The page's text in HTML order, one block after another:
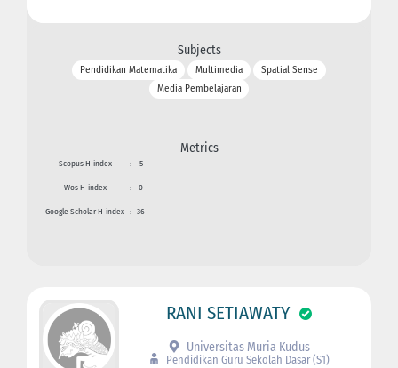
Subjects
Pendidikan Matematika Multimedia
Spatial Sense
Media Pembelajaran
Metrics
Scopus H-index : 5
Wos H-index : 0
Google Scholar H-index : 36
RANI SETIAWATY
Universitas Muria Kudus
Pendidikan Guru Sekolah Dasar (S1)